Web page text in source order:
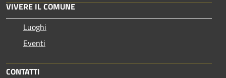
VIVERE IL COMUNE
Luoghi
Eventi
CONTATTI